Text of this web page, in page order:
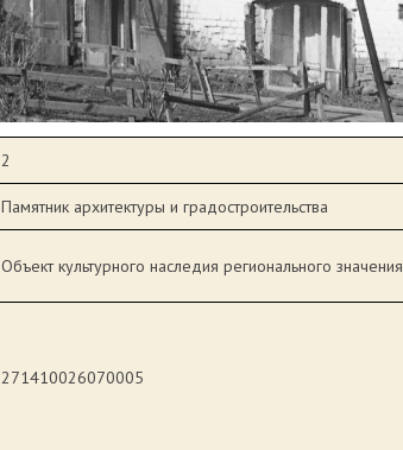
2
Памятник архитектуры и градостроительства
Объект культурного наследия регионального значения
271410026070005